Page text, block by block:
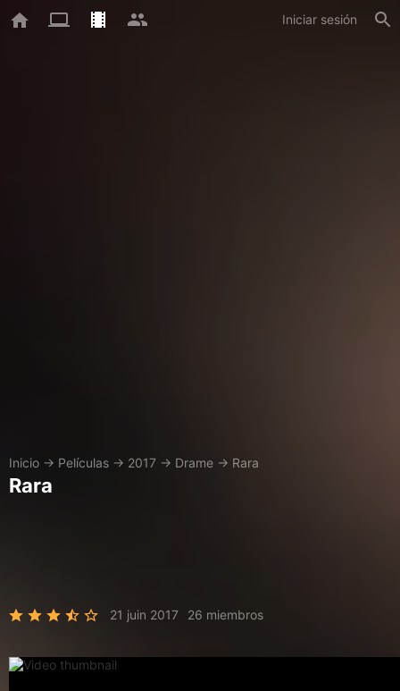
Iniciar sesión
Inicio → Películas → 2017 → Drame → Rara
Rara
21 juin 2017 26 miembros